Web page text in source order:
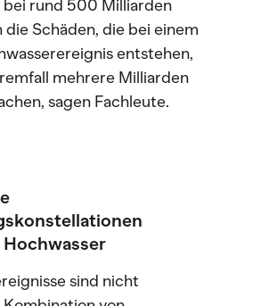
rund 500 Milliarden
die Schäden, die bei einem
entstehen,
mehrere Milliarden
sagen Fachleute.
sind nicht